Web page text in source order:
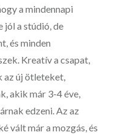
a mindennapi
jól a stúdió, de
és minden
Kreatív a csapat,
az új ötleteket,
akik már 3-4 éve,
edzeni. Az az
vált már a mozgás, és